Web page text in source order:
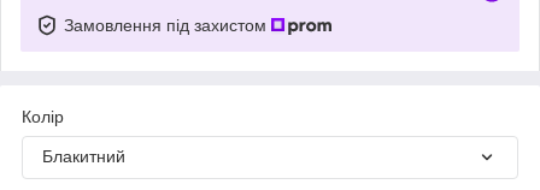
Замовлення під захистом
Колір
Блакитний